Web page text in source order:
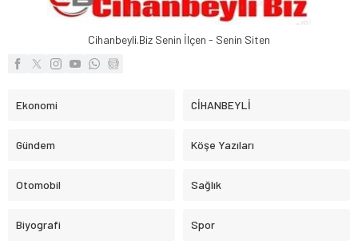
Cihanbeyli.Biz Senin İlçen - Senin Siten
Ekonomi CİHANBEYLİ
Gündem Köşe Yazıları
Otomobil Sağlık
Biyografi Spor